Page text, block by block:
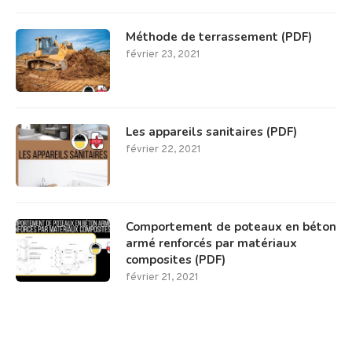
Méthode de terrassement (PDF)
février 23, 2021
Les appareils sanitaires (PDF)
février 22, 2021
Comportement de poteaux en béton
armé renforcés par matériaux
composites (PDF)
février 21, 2021